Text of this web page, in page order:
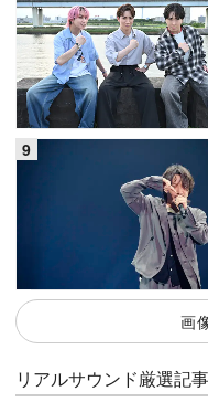
画
リアルサウンド厳選記事